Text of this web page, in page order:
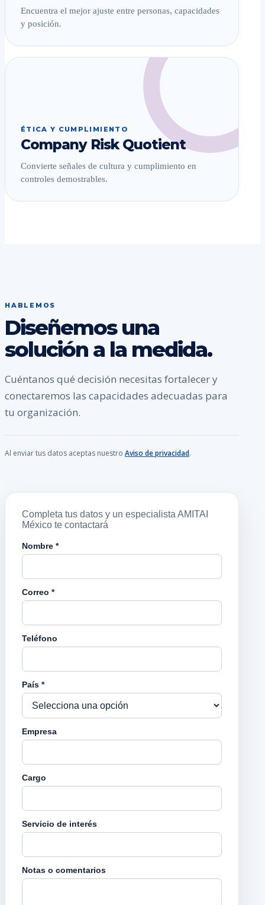
Encuentra el mejor ajuste entre personas, capacidades
y posición.
ÉTICA Y CUMPLIMIENTO
Company Risk Quotient
Convierte señales de cultura y cumplimiento en
controles demostrables.
HABLEMOS
Diseñemos una
solución a la medida.
Cuéntanos qué decisión necesitas fortalecer y
conectaremos las capacidades adecuadas para
tu organización.
Al enviar tus datos aceptas nuestro Aviso de privacidad.